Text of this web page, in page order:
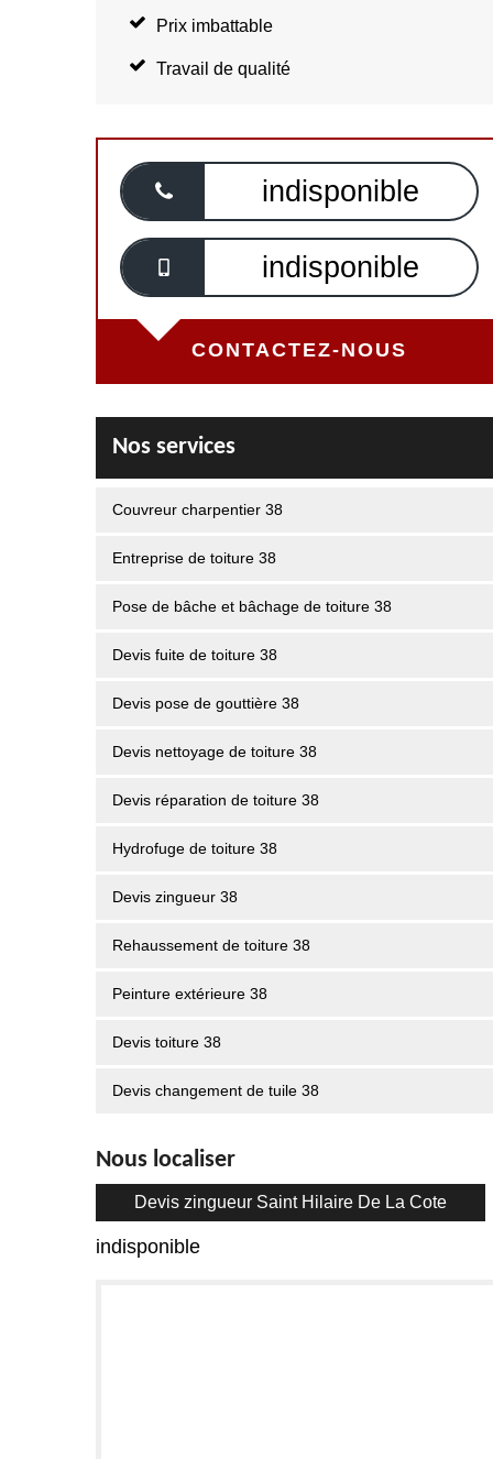
Prix imbattable
Travail de qualité
indisponible
indisponible
CONTACTEZ-NOUS
Nos services
Couvreur charpentier 38
Entreprise de toiture 38
Pose de bâche et bâchage de toiture 38
Devis fuite de toiture 38
Devis pose de gouttière 38
Devis nettoyage de toiture 38
Devis réparation de toiture 38
Hydrofuge de toiture 38
Devis zingueur 38
Rehaussement de toiture 38
Peinture extérieure 38
Devis toiture 38
Devis changement de tuile 38
Nous localiser
Devis zingueur Saint Hilaire De La Cote
indisponible